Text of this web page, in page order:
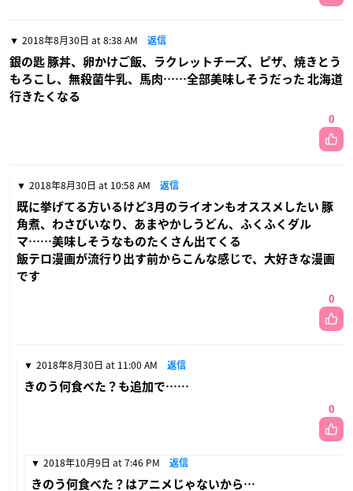
2018年8月30日 at 8:38 AM 返信
銀の匙 豚丼、卵かけご飯、ラクレットチーズ、ピザ、焼きとう
もろこし、無殺菌牛乳、馬肉……全部美味しそうだった 北海道
行きたくなる
0
2018年8月30日 at 10:58 AM 返信
既に挙げてる方いるけど3月のライオンもオススメしたい 豚
角煮、わさびいなり、あまやかしうどん、ふくふくダル
マ……美味しそうなものたくさん出てくる
飯テロ漫画が流行り出す前からこんな感じで、大好きな漫画
です
0
2018年8月30日 at 11:00 AM 返信
きのう何食べた？も追加で……
0
2018年10月9日 at 7:46 PM 返信
きのう何食べた？はアニメじゃないから…